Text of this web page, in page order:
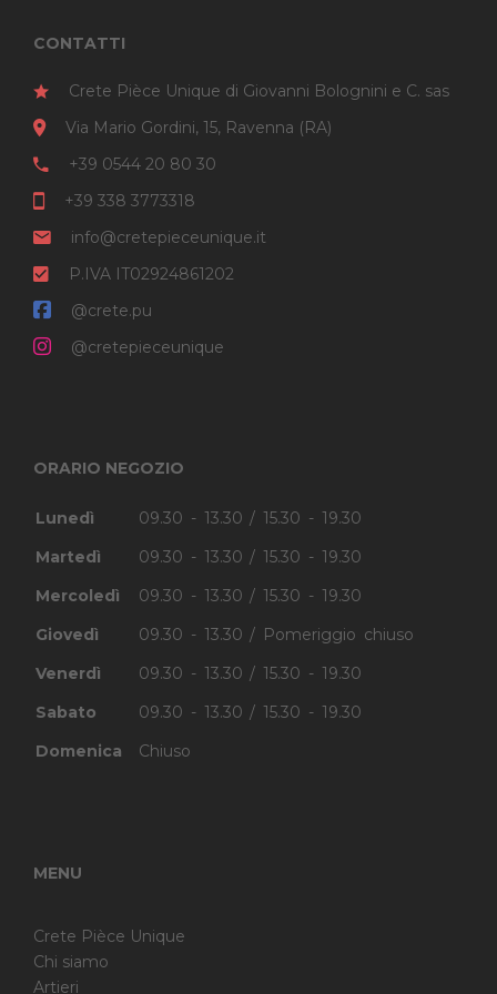
possono
nella
pagina
del
CONTATTI
Crete Pièce Unique di Giovanni Bolognini e C. sas
Via Mario Gordini, 15, Ravenna (RA)
+39 0544 20 80 30
+39 338 3773318
info@cretepieceunique.it
P.IVA IT02924861202
@crete.pu
@cretepieceunique
ORARIO NEGOZIO
Lunedì
09.30 - 13.30 / 15.30 - 19.30
Martedì
09.30 - 13.30 / 15.30 - 19.30
Mercoledì
09.30 - 13.30 / 15.30 - 19.30
Giovedì
09.30 - 13.30 / Pomeriggio chiuso
Venerdì
09.30 - 13.30 / 15.30 - 19.30
Sabato
09.30 - 13.30 / 15.30 - 19.30
Domenica
Chiuso
MENU
Crete Pièce Unique
Chi siamo
Artieri